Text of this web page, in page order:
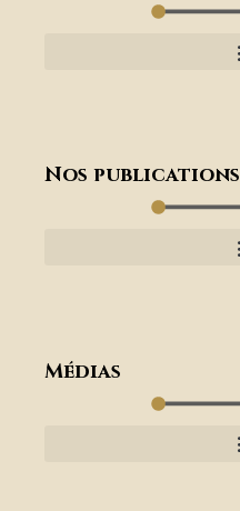
Nos publications
Médias